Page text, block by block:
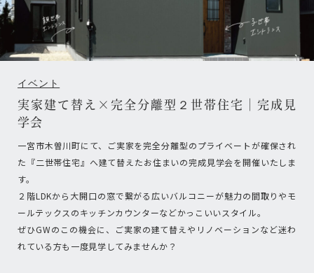
イベント
実家建て替え×完全分離型２世帯住宅｜完成見
学会
一宮市木曽川町にて、ご実家を完全分離型のプライベートが確保され
た『二世帯住宅』へ建て替えたお住まいの完成見学会を開催いたしま
す。
２階LDKから大開口の窓で繋がる広いバルコニーが魅力の間取りやモ
ールテックスのキッチンカウンターなどかっこいいスタイル。
ぜひGWのこの機会に、ご実家の建て替えやリノベーションなど迷わ
れている方も一度見学してみませんか？